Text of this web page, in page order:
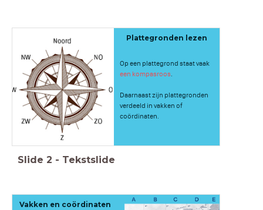
Plattegronden lezen
Op een plattegrond staat vaak
een kompasroos.
Daarnaast zijn plattegronden
verdeeld in vakken of
coördinaten.
Slide 2 - Tekstslide
Vakken en coördinaten